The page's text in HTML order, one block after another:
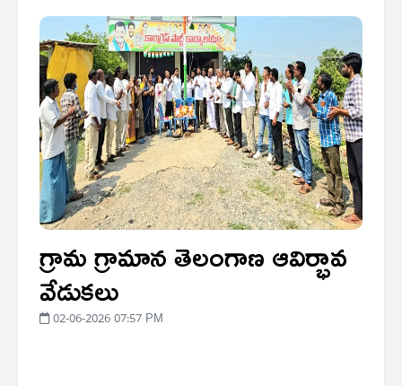
గ్రామ గ్రామాన తెలంగాణ ఆవిర్భావ
వేడుకలు
02-06-2026 07:57 PM